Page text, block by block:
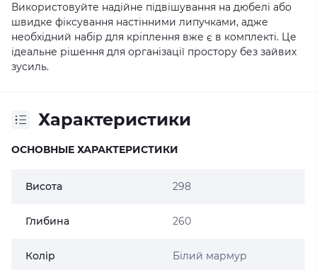
Використовуйте надійне підвішування на дюбелі або
швидке фіксування настінними липучками, адже
необхідний набір для кріплення вже є в комплекті. Це
ідеальне рішення для організації простору без зайвих
зусиль.
Характеристики
ОСНОВНЫЕ ХАРАКТЕРИСТИКИ
Висота 298
Глибина 260
Колір Білий мармур